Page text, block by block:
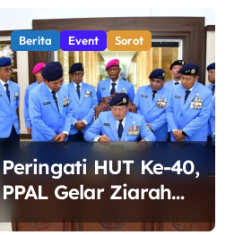
Berita Event Sorot
Peringati HUT Ke-40,
PPAL Gelar Ziarah
dan Tabur Bunga di